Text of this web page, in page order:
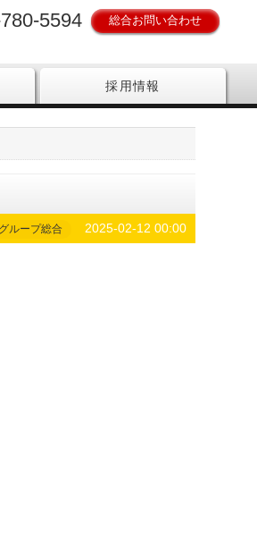
5594 総合お問い合わせ
採用情報
グループ総合 2025-02-12 00:00